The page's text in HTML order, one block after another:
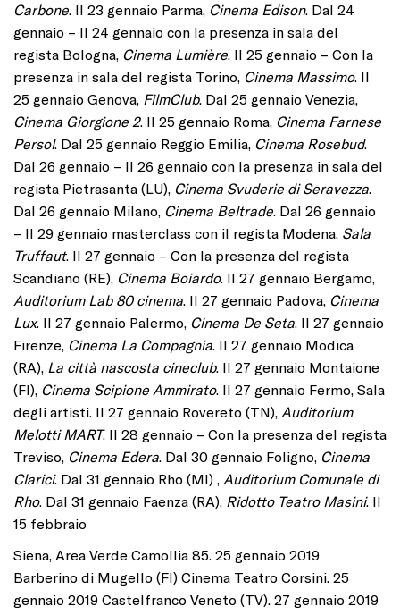
Carbone. Il 23 gennaio Parma, Cinema Edison. Dal 24
gennaio – Il 24 gennaio con la presenza in sala del
regista Bologna, Cinema Lumière. Il 25 gennaio – Con la
presenza in sala del regista Torino, Cinema Massimo. Il
25 gennaio Genova, FilmClub. Dal 25 gennaio Venezia,
Cinema Giorgione 2. Il 25 gennaio Roma, Cinema Farnese
Persol. Dal 25 gennaio Reggio Emilia, Cinema Rosebud.
Dal 26 gennaio – Il 26 gennaio con la presenza in sala del
regista Pietrasanta (LU), Cinema Svuderie di Seravezza.
Dal 26 gennaio Milano, Cinema Beltrade. Dal 26 gennaio
– Il 29 gennaio masterclass con il regista Modena, Sala
Truffaut. Il 27 gennaio – Con la presenza del regista
Scandiano (RE), Cinema Boiardo. Il 27 gennaio Bergamo,
Auditorium Lab 80 cinema. Il 27 gennaio Padova, Cinema
Lux. Il 27 gennaio Palermo, Cinema De Seta. Il 27 gennaio
Firenze, Cinema La Compagnia. Il 27 gennaio Modica
(RA), La città nascosta cineclub. Il 27 gennaio Montaione
(FI), Cinema Scipione Ammirato. Il 27 gennaio Fermo, Sala
degli artisti. Il 27 gennaio Rovereto (TN), Auditorium
Melotti MART. Il 28 gennaio – Con la presenza del regista
Treviso, Cinema Edera. Dal 30 gennaio Foligno, Cinema
Clarici. Dal 31 gennaio Rho (MI) , Auditorium Comunale di
Rho. Dal 31 gennaio Faenza (RA), Ridotto Teatro Masini. Il
15 febbraio
Siena, Area Verde Camollia 85. 25 gennaio 2019
Barberino di Mugello (FI) Cinema Teatro Corsini. 25
gennaio 2019 Castelfranco Veneto (TV). 27 gennaio 2019